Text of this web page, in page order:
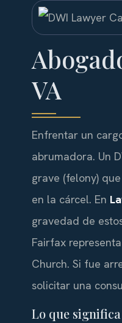
VA
Enfrentar un
abrumadora. Un
grave (felony)
en la cárcel. En
gravedad de
Fairfax
Church. Si fue
solicitar una
Lo que